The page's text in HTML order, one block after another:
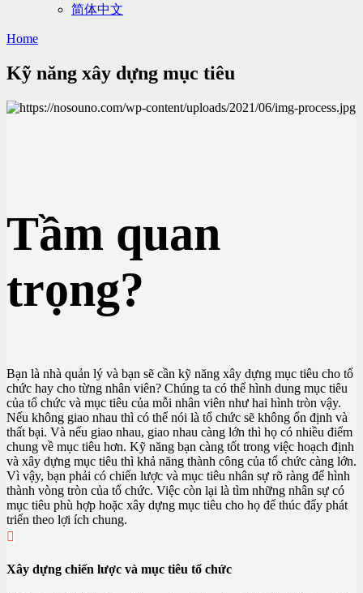
简体中文
Home
Kỹ năng xây dựng mục tiêu
Tầm quan
trọng?
Bạn là nhà quản lý và bạn sẽ cần kỹ năng xây dựng mục tiêu cho tổ
chức hay cho từng nhân viên? Chúng ta có thể hình dung mục tiêu
của tổ chức và mục tiêu của mỗi nhân viên như hai hình tròn vậy.
Nếu không giao nhau thì có thể nói là tổ chức sẽ không ổn định và
thất bại. Và nếu giao nhau, giao nhau càng lớn thì họ có nhiều điểm
chung về mục tiêu hơn. Kỹ năng bạn càng tốt trong việc hoạch định
và xây dựng mục tiêu thì khả năng thành công của tổ chức càng lớn.
Vì vậy, bạn phải có chiến lược và mục tiêu nhân sự rõ ràng để hình
thành vòng tròn của tổ chức. Việc còn lại là tìm những nhân sự có
mục tiêu phù hợp hoặc xây dựng mục tiêu cho họ để thúc đẩy phát
triển theo lợi ích chung.
Xây dựng chiến lược và mục tiêu tổ chức